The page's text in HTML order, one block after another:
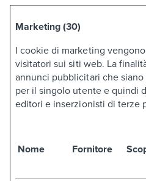
Marketing (30)
I cookie di marketing
visitatori sui siti web. La
annunci pubblicitari che
per il singolo utente e quindi
editori e inserzionisti di terze
Nome Fornitore